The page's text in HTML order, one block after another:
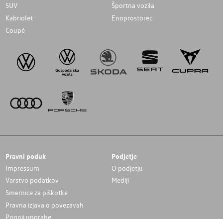
SUV
Športna vozila
Kabriolet
Enoprostorec
Coupé
Pravni poduk
Impressum
Varstvo podatkov
Smernice za piškotke
Pravna izjava o povezavah
Pogoji uporabe
Podjetje
O podjetju
Mediji